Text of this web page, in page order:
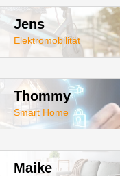
Jens
Elektromobilität
Thommy
Smart Home
Maike